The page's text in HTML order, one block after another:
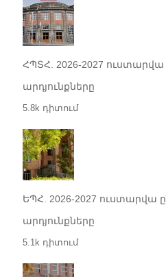
ՀՊՏՀ. 2026-2027 ուստարվա
արդյունքները
5.8k դիտում
ԵՊՀ. 2026-2027 ուստարվա
արդյունքները
5.1k դիտում